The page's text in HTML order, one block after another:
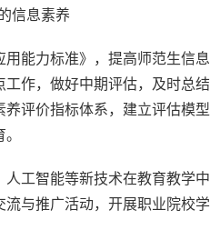
信息素养
用能力标准》，提高师范生信
工作，做好中期评估，及时总
养评价指标体系，建立评估模
人工智能等新技术在教育教学
流与推广活动，开展职业院校